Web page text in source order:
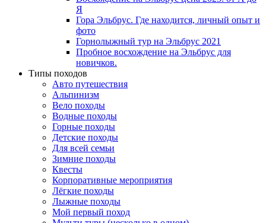
Я
Гора Эльбрус. Где находится, личный опыт и
фото
Горнолыжный тур на Эльбрус 2021
Пробное восхождение на Эльбрус для
новичков.
Типы походов
Авто путешествия
Альпинизм
Вело походы
Водные походы
Горные походы
Детские походы
Для всей семьи
Зимние походы
Квесты
Корпоративные мероприятия
Лёгкие походы
Лыжные походы
Мой первый поход